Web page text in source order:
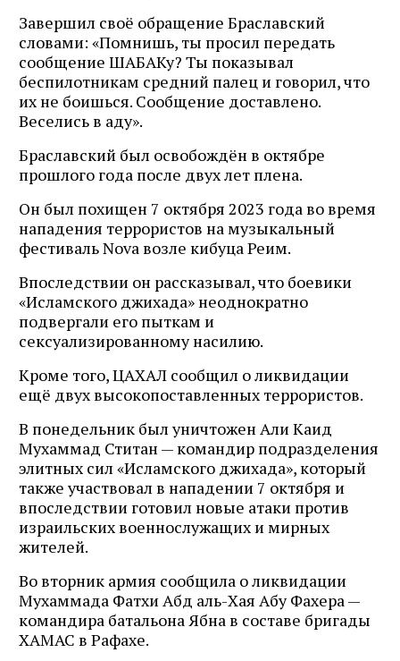
Завершил своё обращение Браславский
словами: «Помнишь, ты просил передать
сообщение ШАБАКу? Ты показывал
беспилотникам средний палец и говорил, что
их не боишься. Сообщение доставлено.
Веселись в аду».
Браславский был освобождён в октябре
прошлого года после двух лет плена.
Он был похищен 7 октября 2023 года во время
нападения террористов на музыкальный
фестиваль Nova возле кибуца Реим.
Впоследствии он рассказывал, что боевики
«Исламского джихада» неоднократно
подвергали его пыткам и
сексуализированному насилию.
Кроме того, ЦАХАЛ сообщил о ликвидации
ещё двух высокопоставленных террористов.
В понедельник был уничтожен Али Каид
Мухаммад Ститан — командир подразделения
элитных сил «Исламского джихада», который
также участвовал в нападении 7 октября и
впоследствии готовил новые атаки против
израильских военнослужащих и мирных
жителей.
Во вторник армия сообщила о ликвидации
Мухаммада Фатхи Абд аль-Хая Абу Фахера —
командира батальона Ябна в составе бригады
ХАМАС в Рафахе.